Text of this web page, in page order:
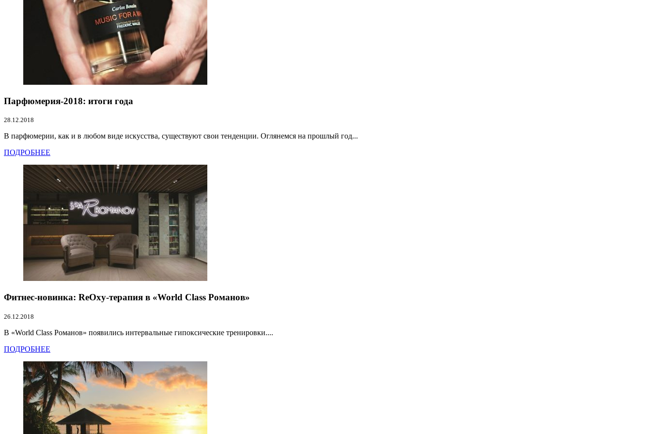
Парфюмерия-2018: итоги года
28.12.2018
В парфюмерии, как и в любом виде искусства, существуют свои тенденции. Оглянемся на прошлый год...
ПОДРОБНЕЕ
Фитнес-новинка: ReOxy-терапия в «World Class Романов»
26.12.2018
В «World Class Романов» появились интервальные гипоксические тренировки....
ПОДРОБНЕЕ